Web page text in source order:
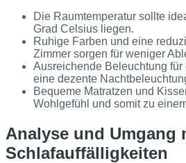
Die Raumtemperatur sollte
Grad Celsius liegen.
Ruhige Farben und eine
Zimmer sorgen für weniger
Ausreichende Beleuchtung für
eine dezente
Bequeme Matratzen und
Wohlgefühl und somit zu
Analyse und Umgang
Schlafauffälligkeiten